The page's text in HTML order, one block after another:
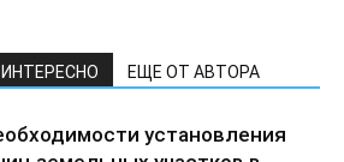
ЕЩЕ ОТ АВТОРА
установления